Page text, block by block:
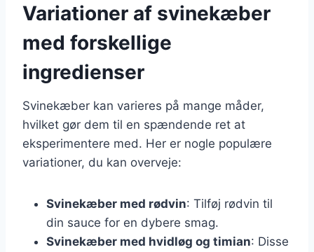
Variationer af svinekæber
med forskellige
ingredienser
Svinekæber kan varieres på mange måder,
hvilket gør dem til en spændende ret at
eksperimentere med. Her er nogle populære
variationer, du kan overveje:
Svinekæber med rødvin: Tilføj rødvin til
din sauce for en dybere smag.
Svinekæber med hvidløg og timian: Disse